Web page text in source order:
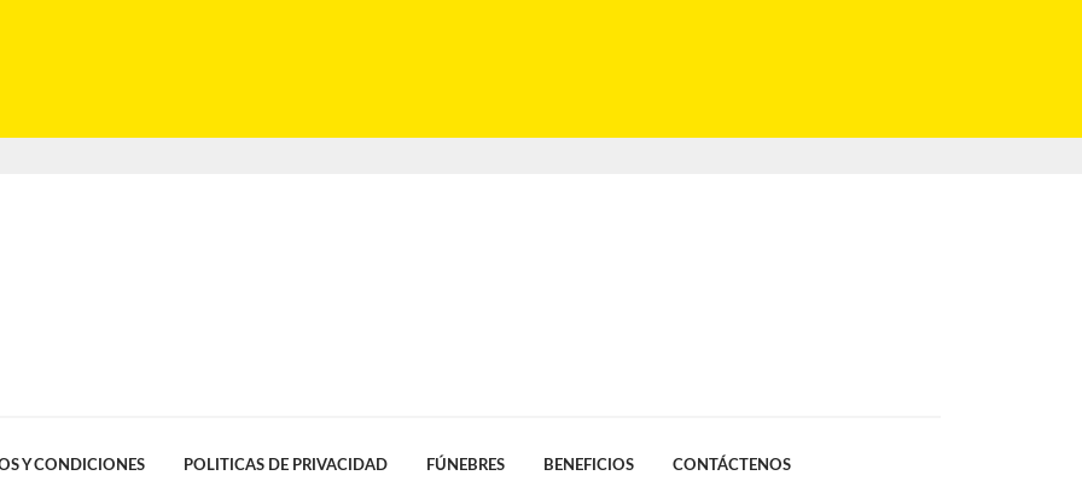
Y CONDICIONES POLITICAS DE PRIVACIDAD FÚNEBRES BENEFICIOS CONTÁCTENOS